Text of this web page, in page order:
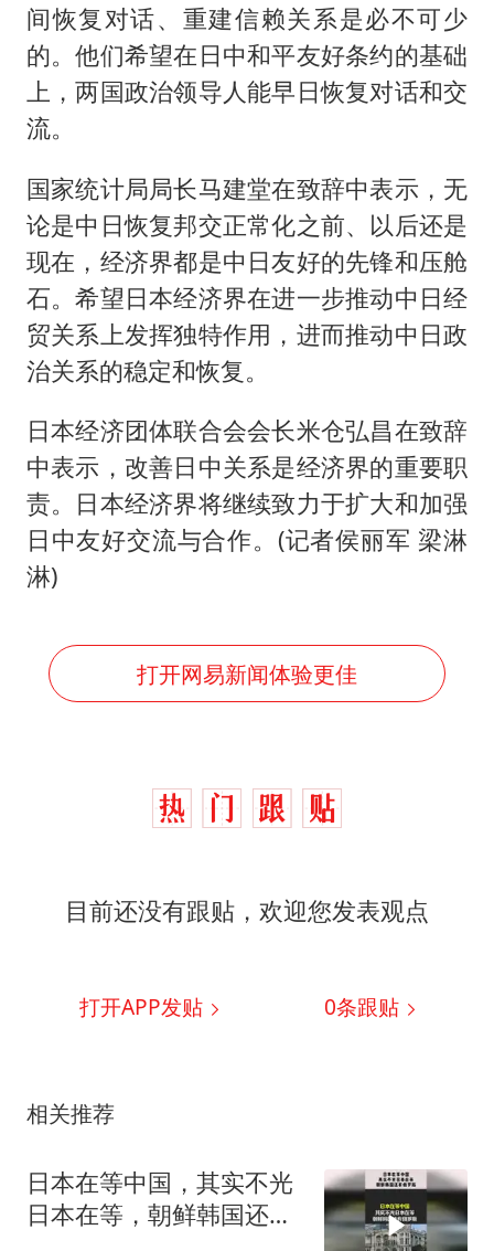
间恢复对话、重建信赖关系是必不可少
的。他们希望在日中和平友好条约的基础
上，两国政治领导人能早日恢复对话和交
流。
国家统计局局长马建堂在致辞中表示，无
论是中日恢复邦交正常化之前、以后还是
现在，经济界都是中日友好的先锋和压舱
石。希望日本经济界在进一步推动中日经
贸关系上发挥独特作用，进而推动中日政
治关系的稳定和恢复。
日本经济团体联合会会长米仓弘昌在致辞
中表示，改善日中关系是经济界的重要职
责。日本经济界将继续致力于扩大和加强
日中友好交流与合作。(记者侯丽军 梁淋
淋)
打开网易新闻体验更佳
目前还没有跟贴，欢迎您发表观点
打开APP发贴 0条跟贴
相关推荐
日本在等中国，其实不光
日本在等，朝鲜韩国还有